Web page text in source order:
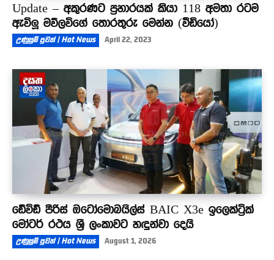
Update – අකුරණට ප්‍රහාරයක් කියා 118 අමතා රටම
ඇවිලූ මව්ලවිගේ තොරතුරු මෙන්න (වීඩියෝ)
උණුසුම් පුවත් | Hot News April 22, 2023
ඩේවිඩ් පීරිස් ඔටෝමොබයිල්ස් BAIC X3e ඉලෙක්ට්‍රික්
මෝටර් රථය ශ්‍රී ලංකාවට හඳුන්වා දෙයි
උණුසුම් පුවත් | Hot News August 1, 2026